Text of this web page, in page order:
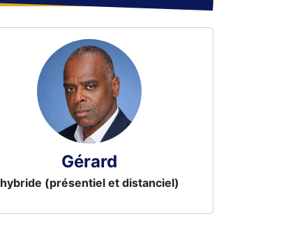
Gérard
hybride (présentiel et distanciel)